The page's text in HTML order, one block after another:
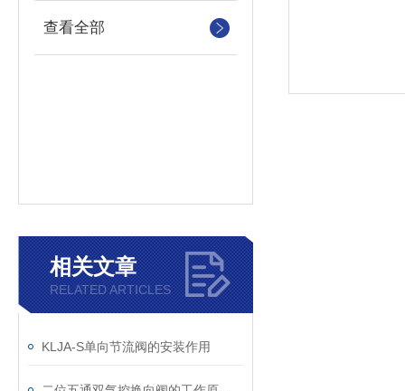
查看全部
相关文章
RELATED ARTICLES
KLJA-S单向节流阀的安装作用